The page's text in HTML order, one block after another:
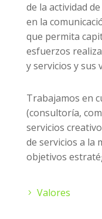
de la actividad
en la
que permita
esfuerzos
y servicios y sus
Trabajamos en
(consultoría,
servicios
de servicios a la
objetivos
Valores